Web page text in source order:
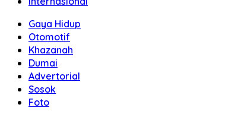
Gaya Hidup
Otomotif
Khazanah
Dumai
Advertorial
Sosok
Foto